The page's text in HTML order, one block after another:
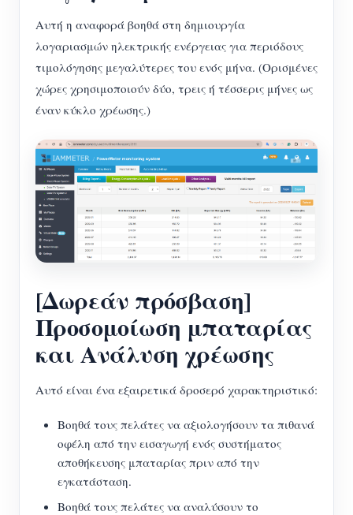
Αυτή η αναφορά βοηθά στη δημιουργία
λογαριασμών ηλεκτρικής ενέργειας για περιόδους
τιμολόγησης μεγαλύτερες του ενός μήνα. (Ορισμένες
χώρες χρησιμοποιούν δύο, τρεις ή τέσσερις μήνες ως
έναν κύκλο χρέωσης.)
[Δωρεάν πρόσβαση]
Προσομοίωση μπαταρίας
και Ανάλυση χρέωσης
Αυτό είναι ένα εξαιρετικά δροσερό χαρακτηριστικό:
Βοηθά τους πελάτες να αξιολογήσουν τα πιθανά
οφέλη από την εισαγωγή ενός συστήματος
αποθήκευσης μπαταρίας πριν από την
εγκατάσταση.
Βοηθά τους πελάτες να αναλύσουν το